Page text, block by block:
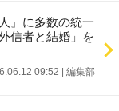
』に多数の統一
信者と結婚」を
09:52 編集部